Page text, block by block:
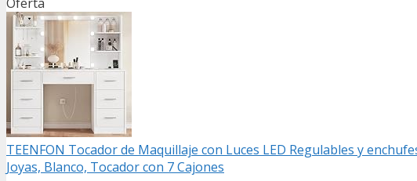
TEENFON Tocador de Maquillaje con Luces LED Regulables y
Joyas, Blanco, Tocador con 7 Cajones